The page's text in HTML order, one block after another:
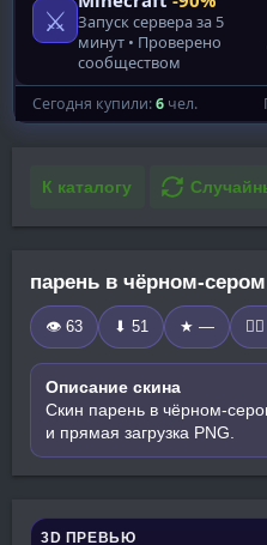
К каталогу
парень в чёрном-сером
👁 63 ⬇ 51 ★ —
Описание скина
Скин парень в чёрном-
и прямая загрузка PNG.
3D ПРЕВЬЮ